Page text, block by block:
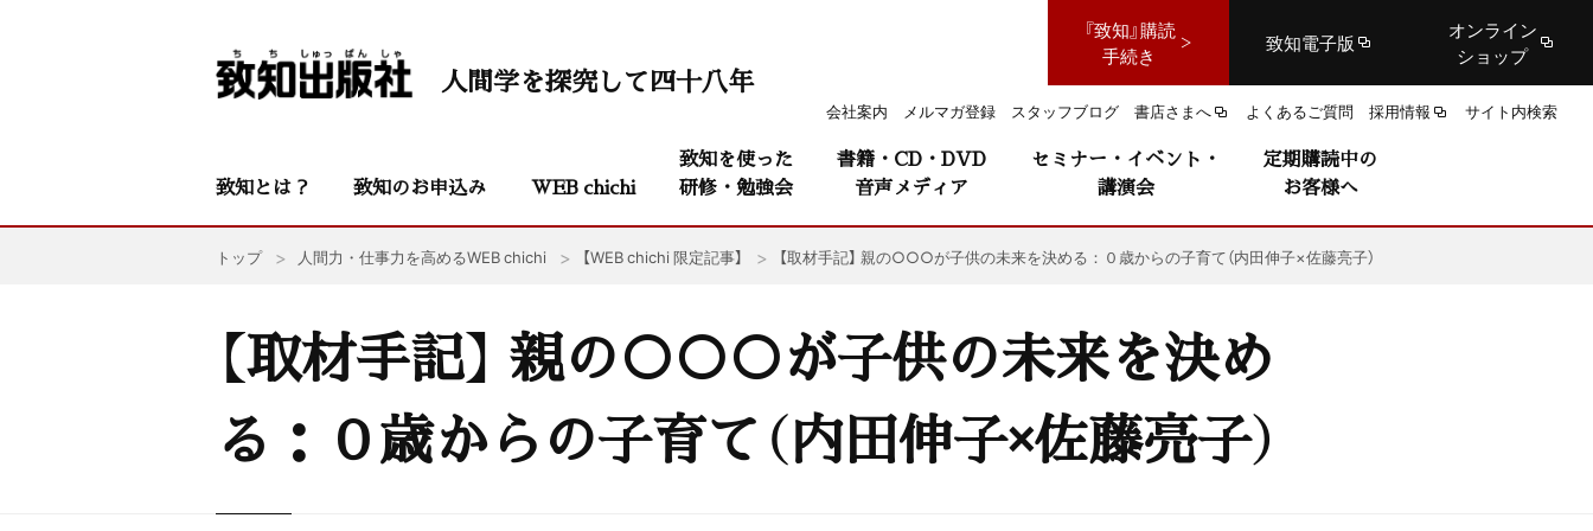
『致知』購読
手続き
致知電子版
オンライン
ショップ
会社案内 メルマガ登録 スタッフブログ 書店さまへ よくあるご質問 採用情報 サイト内検索
人間学を探究して四十八年
致知とは？ 致知のお申込み WEB chichi
致知を使った
研修・勉強会
書籍・CD・DVD
音声メディア
セミナー・イベント・
講演会
定期購読中の
お客様へ
トップ 人間力・仕事力を高めるWEB chichi 【WEB chichi 限定記事】 【取材手記】 親の○○○が子供の未来を決める：０歳からの子育て（内田伸子×佐藤亮子）
【取材手記】 親の○○○が子供の未来を決め
る：０歳からの子育て（内田伸子×佐藤亮子）